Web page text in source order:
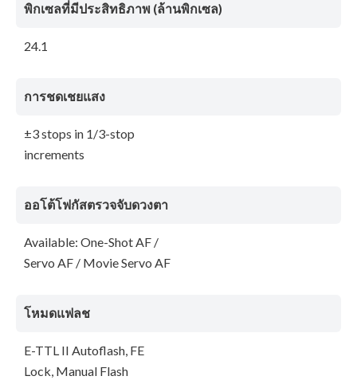
พิกเซลที่มีประสิทธิภาพ (ล้านพิกเซล)
24.1
การชดเชยแสง
±3 stops in 1/3-stop
increments
ออโต้โฟกัสตรวจจับดวงตา
Available: One-Shot AF /
Servo AF / Movie Servo AF
โหมดแฟลช
E-TTL II Autoflash, FE
Lock, Manual Flash